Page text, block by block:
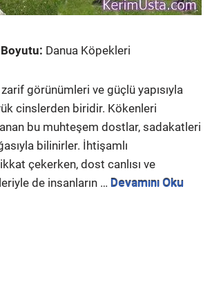
Danua Köpekleri
görünümleri ve güçlü yapısıyla
cinslerden biridir. Kökenleri
bu muhteşem dostlar, sadakatleri
bilinirler. İhtişamlı
çekerken, dost canlısı ve
de insanların … Devamını Oku